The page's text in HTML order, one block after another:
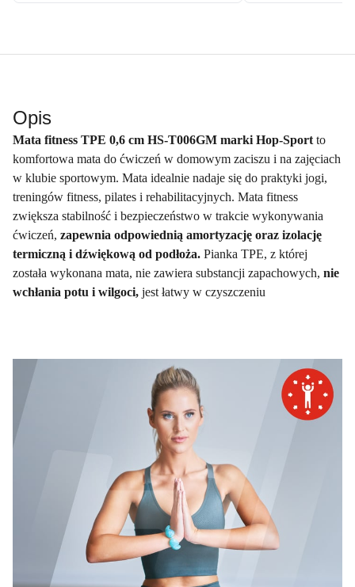
Opis
Mata fitness TPE 0,6 cm HS-T006GM marki Hop-Sportto
komfortowa mata do ćwiczeń w domowym zaciszu i na zajęciach
w klubie sportowym. Mata idealnie nadaje się do praktyki jogi,
treningów fitness, pilates i rehabilitacyjnych. Mata fitness
zwiększa stabilność i bezpieczeństwo w trakcie wykonywania
ćwiczeń, zapewnia odpowiednią amortyzację oraz izolację
termiczną i dźwiękową od podłoża. Pianka TPE, z której
została wykonana mata, nie zawiera substancji zapachowych, nie
wchłania potu i wilgoci, jest łatwy w czyszczeniu